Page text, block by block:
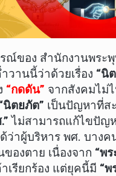
ณ์ของ สำนักงานพระ
วานนี้ว่าด้วยเรื่อง “นิ
“กดดัน” จากสังคมไม่
นิตยภัต” เป็นปัญหาที่ส
ไม่สามารถแก้ไขปัญ
ว่าผู้บริหาร พศ. บางค
ของตาย เนื่องจาก “พ
เรียกร้อง แต่ยุคนี้มี “พ